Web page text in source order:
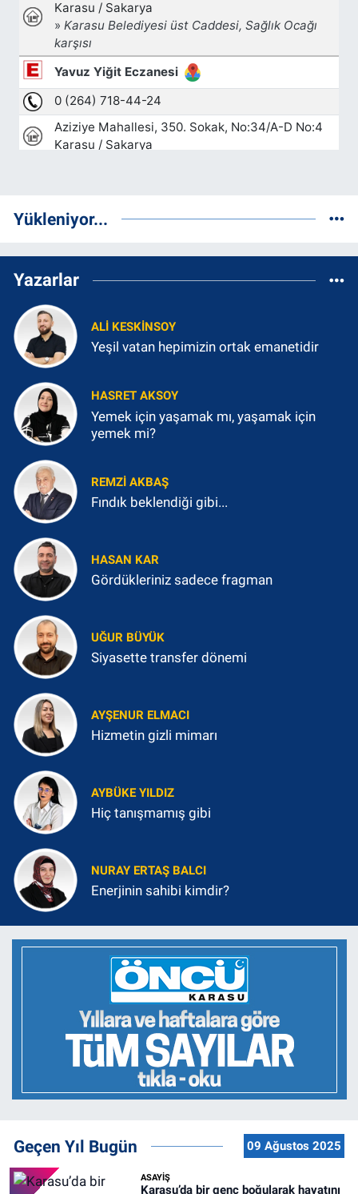
Yükleniyor...
Yazarlar
ALI KESKINSOY
Yeşil vatan hepimizin ortak emanetidir
HASRET AKSOY
Yemek için yaşamak mı, yaşamak için
yemek mi?
REMZI AKBAŞ
Fındık beklendiği gibi...
HASAN KAR
Gördükleriniz sadece fragman
UĞUR BÜYÜK
Siyasette transfer dönemi
AYŞENUR ELMACI
Hizmetin gizli mimarı
AYBÜKE YILDIZ
Hiç tanışmamış gibi
NURAY ERTAŞ BALCI
Enerjinin sahibi kimdir?
Geçen Yıl Bugün 09 Ağustos 2025
ASAYİŞ
Karasu’da bir genç boğularak hayatını